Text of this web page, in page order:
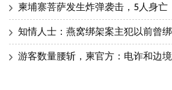
柬埔寨菩萨发生炸弹袭击，5人身亡
知情人士：燕窝绑架案主犯以前曾
游客数量腰斩，柬官方：电诈和边